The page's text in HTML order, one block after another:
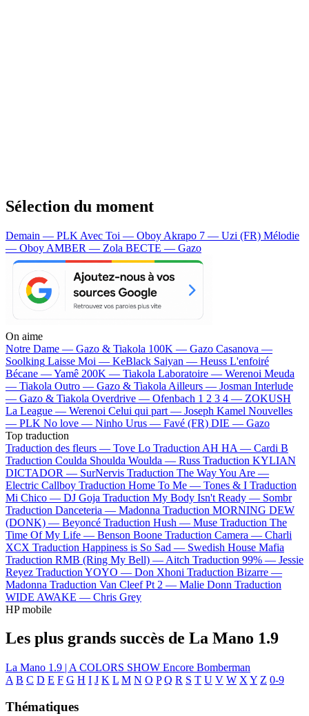
Sélection du moment
Demain — PLK Avec Toi — Oboy Akrapo 7 — Uzi (FR) Mélodie
— Oboy AMBER — Zola BECTE — Gazo
On aime
Notre Dame — Gazo & Tiakola 100K — Gazo Casanova —
Soolking Laisse Moi — KeBlack Saiyan — Heuss L'enfoiré
Bécane —Yamê 200K — Tiakola Laboratoire — Werenoi Meuda
— Tiakola Outro — Gazo & Tiakola Ailleurs — Josman Interlude
— Gazo & Tiakola Overdrive — Ofenbach 1 2 3 4 — ZOKUSH
La League — Werenoi Celui qui part — Joseph Kamel Nouvelles
— PLK No love — Ninho Urus — Favé (FR) DIE — Gazo
Top traduction
Traduction des fleurs — Tove Lo Traduction AH HA — Cardi B
Traduction Coulda Shoulda Woulda — Russ Traduction KYLIAN
DICTADOR — SurNervis Traduction The Way You Are —
Electric Callboy Traduction Home To Me — Tones & I Traduction
Mi Chico — DJ Goja Traduction My Body Isn't Ready — Sombr
Traduction Danceteria — Madonna Traduction MORNING DEW
(DONK) — Beyoncé Traduction Hush — Muse Traduction The
Time Of My Life — Benson Boone Traduction Camera — Charli
XCX Traduction Happiness is So Sad — Swedish House Mafia
Traduction RMB (Ring My Bell) — Aitch Traduction 99% — Jessie
Reyez Traduction YOYO — Don Xhoni Traduction Bizarre —
Madonna Traduction Van Cleef Pt 2 — Malie Donn Traduction
WIDE AWAKE — Chris Grey
HP mobile
Les plus grands succès de La Mano 1.9
La Mano 1.9 | A COLORS SHOW Encore Bomberman
A B C D E F G H I J K L M N O P Q R S T U V W X Y Z 0-9
Thématiques